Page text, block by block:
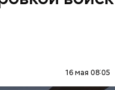
16 мая 08:05